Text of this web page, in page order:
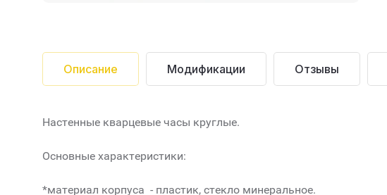
Описание Модификации Отзывы
Настенные кварцевые часы круглые.
Основные характеристики:
*материал корпуса - пластик, стекло минеральное.